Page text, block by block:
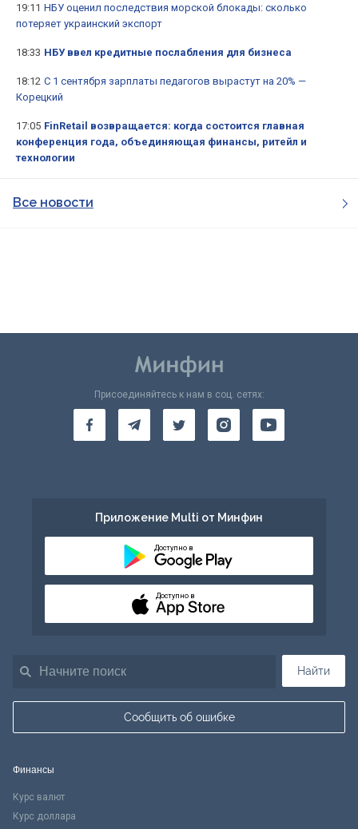
19:11 НБУ оценил последствия морской блокады: сколько
потеряет украинский экспорт
18:33 НБУ ввел кредитные послабления для бизнеса
18:12 С 1 сентября зарплаты педагогов вырастут на 20% —
Корецкий
17:05 FinRetail возвращается: когда состоится главная
конференция года, объединяющая финансы, ритейл и
технологии
Все новости
Найти
Сообщить об ошибке
Присоединяйтесь к нам в соц. сетях:
Приложение Multi от Минфин
Доступно в
Доступно в
Финансы
Курс валют
Курс доллара